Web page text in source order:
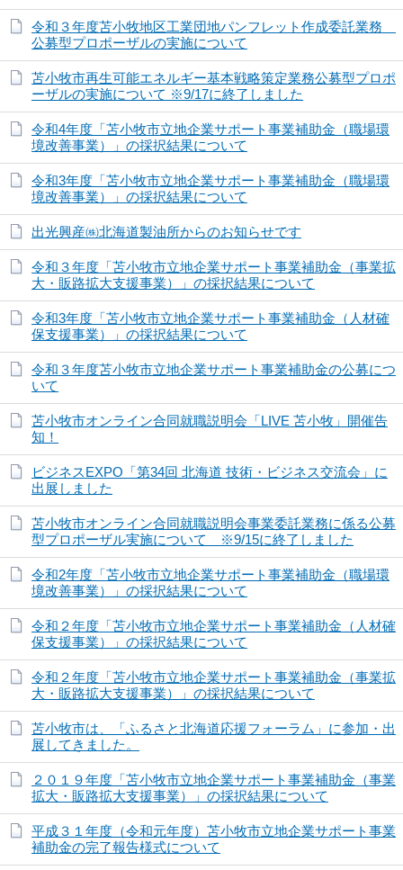
令和３年度苫小牧地区工業団地パンフレット作成委託業務
公募型プロポーザルの実施について
苫小牧市再生可能エネルギー基本戦略策定業務公募型プロポ
ーザルの実施について ※9/17に終了しました
令和4年度「苫小牧市立地企業サポート事業補助金（職場環
境改善事業）」の採択結果について
令和3年度「苫小牧市立地企業サポート事業補助金（職場環
境改善事業）」の採択結果について
出光興産㈱北海道製油所からのお知らせです
令和３年度「苫小牧市立地企業サポート事業補助金（事業拡
大・販路拡大支援事業）」の採択結果について
令和3年度「苫小牧市立地企業サポート事業補助金（人材確
保支援事業）」の採択結果について
令和３年度苫小牧市立地企業サポート事業補助金の公募につ
いて
苫小牧市オンライン合同就職説明会「LIVE 苫小牧」開催告
知！
ビジネスEXPO「第34回 北海道 技術・ビジネス交流会」に
出展しました
苫小牧市オンライン合同就職説明会事業委託業務に係る公募
型プロポーザル実施について ※9/15に終了しました
令和2年度「苫小牧市立地企業サポート事業補助金（職場環
境改善事業）」の採択結果について
令和２年度「苫小牧市立地企業サポート事業補助金（人材確
保支援事業）」の採択結果について
令和２年度「苫小牧市立地企業サポート事業補助金（事業拡
大・販路拡大支援事業）」の採択結果について
苫小牧市は、「ふるさと北海道応援フォーラム」に参加・出
展してきました。
２０１９年度「苫小牧市立地企業サポート事業補助金（事業
拡大・販路拡大支援事業）」の採択結果について
平成３１年度（令和元年度）苫小牧市立地企業サポート事業
補助金の完了報告様式について